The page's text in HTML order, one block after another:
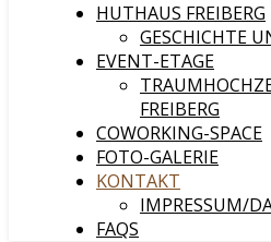
HUTHAUS FREIBERG
GESCHICHTE
EVENT-ETAGE
FREIBERG
COWORKING-SPACE
FOTO-GALERIE
KONTAKT
IMPRESSUM/
FAQS